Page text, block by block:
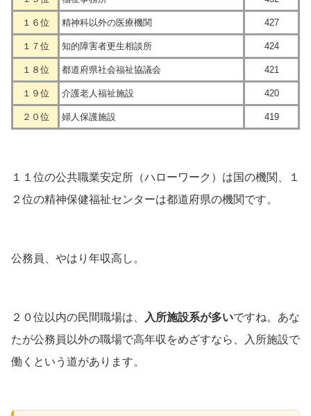
１６位 精神科以外の医療機関 427
１７位 知的障害者更生相談所 424
１８位 都道府県社会福祉協議会 421
１９位 介護老人福祉施設 420
２０位 婦人保護施設 419
１１位の公共職業安定所（ハローワーク）は国の機関、１
２位の精神保健福祉センターは都道府県の機関です。
公務員、やはり年収高し。
２０位以内の民間職場は、 入所施設系が多いですね。あな
たが公務員以外の職場で高年収をめざすなら、入所施設で
働くという道があります。